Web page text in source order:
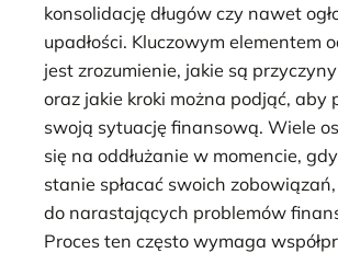
konsolidację długów czy nawet
upadłości. Kluczowym elementem
jest zrozumienie, jakie są
oraz jakie kroki można podjąć, aby
swoją sytuację finansową. Wiele
się na oddłużanie w momencie,
stanie spłacać swoich
do narastających problemów
Proces ten często wymaga